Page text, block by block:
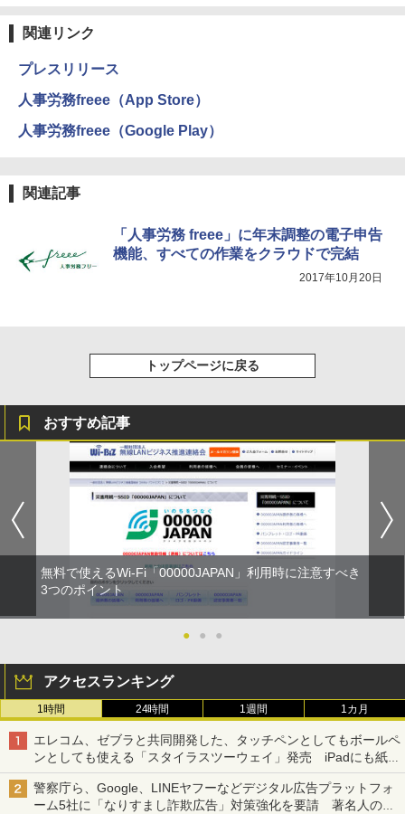
関連リンク
プレスリリース
人事労務freee（App Store）
人事労務freee（Google Play）
関連記事
「人事労務 freee」に年末調整の電子申告
機能、すべての作業をクラウドで完結
2017年10月20日
トップページに戻る
おすすめ記事
無料で使えるWi-Fi「00000JAPAN」利用時に注意すべき
3つのポイント
● ● ●
アクセスランキング
1時間 24時間 1週間 1カ月
エレコム、ゼブラと共同開発した、タッチペンとしてもボールペ
ンとしても使える「スタイラスツーウェイ」発売 iPadにも紙に
も、持ち替えずに書き込める
警察庁ら、Google、LINEヤフーなどデジタル広告プラットフォ
ーム5社に「なりすまし詐欺広告」対策強化を要請 著名人の写